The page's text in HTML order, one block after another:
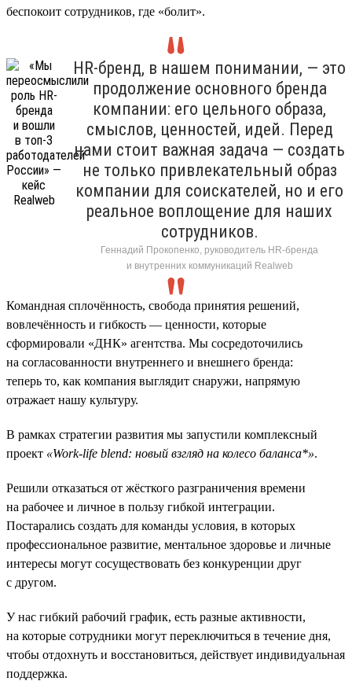
беспокоит сотрудников, где «болит».
HR-бренд, в нашем понимании, — это
продолжение основного бренда
компании: его цельного образа,
смыслов, ценностей, идей. Перед
нами стоит важная задача — создать
не только привлекательный образ
компании для соискателей, но и его
реальное воплощение для наших
сотрудников.
Геннадий Прокопенко, руководитель HR-бренда
и внутренних коммуникаций Realweb
Командная сплочённость, свобода принятия решений,
вовлечённость и гибкость — ценности, которые
сформировали «ДНК» агентства. Мы сосредоточились
на согласованности внутреннего и внешнего бренда:
теперь то, как компания выглядит снаружи, напрямую
отражает нашу культуру.
В рамках стратегии развития мы запустили комплексный
проект «Work-life blend: новый взгляд на колесо баланса*».
Решили отказаться от жёсткого разграничения времени
на рабочее и личное в пользу гибкой интеграции.
Постарались создать для команды условия, в которых
профессиональное развитие, ментальное здоровье и личные
интересы могут сосуществовать без конкуренции друг
с другом.
У нас гибкий рабочий график, есть разные активности,
на которые сотрудники могут переключиться в течение дня,
чтобы отдохнуть и восстановиться, действует индивидуальная
поддержка.